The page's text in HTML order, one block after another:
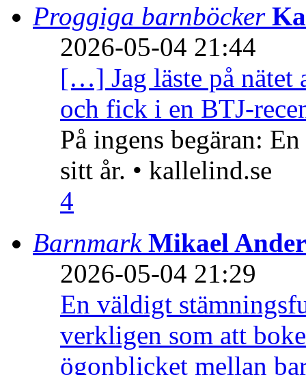
Proggiga barnböcker
2026-05-04 21:44
[…] Jag läste på nätet
och fick i en BTJ-
På ingens begäran:
sitt år. • kallelind.se
4
Barnmark Mikael
2026-05-04 21:29
En väldigt
verkligen som att
ögonblicket mellan